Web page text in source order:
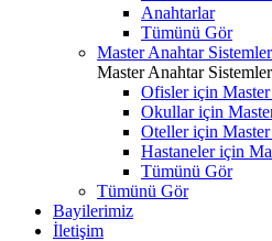
Anahtarlar
Tümünü Gör
Master Anahtar
Master Anahtar
Ofisler için
Okullar için
Oteller için
Hastaneler için
Tümünü Gör
Tümünü Gör
Bayilerimiz
İletişim